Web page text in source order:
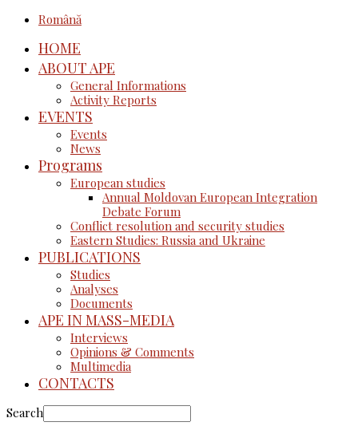
Română
HOME
ABOUT APE
General Informations
Activity Reports
EVENTS
Events
News
Programs
European studies
Annual Moldovan European Integration
Debate Forum
Conflict resolution and security studies
Eastern Studies: Russia and Ukraine
PUBLICATIONS
Studies
Analyses
Documents
APE IN MASS-MEDIA
Interviews
Opinions & Comments
Multimedia
CONTACTS
Search